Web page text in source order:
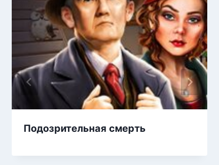
Подозрительная смерть